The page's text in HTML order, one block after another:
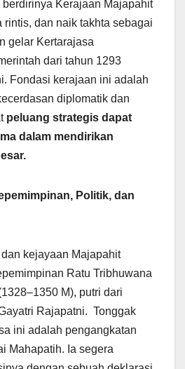
Kerajaan Majapahit
rintis, dan naik takhta sebagai
gelar Kertarajasa
dari tahun 1293
Fondasi kerajaan ini adalah
diplomatik dan
peluang strategis dapat
dalam mendirikan
Politik, dan
kejayaan Majapahit
Ratu Tribhuwana
M), putri dari
Rajapatni. Tonggak
ini adalah pengangkatan
Mahapatih. Ia segera